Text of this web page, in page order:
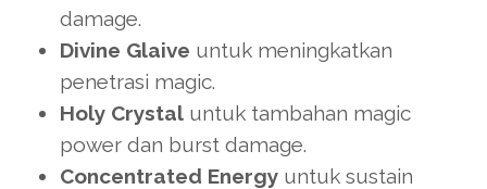
damage.
Divine Glaive untuk meningkatkan
penetrasi magic.
Holy Crystal untuk tambahan magic
power dan burst damage.
Concentrated Energy untuk sustain